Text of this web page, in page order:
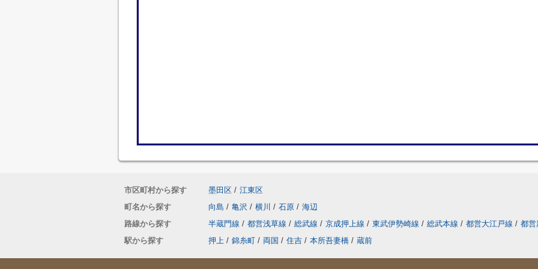
市区町村から探す 墨田区 / 江東区
町名から探す
向島 / 亀沢 / 横川 / 石原 / 海辺
路線から探す
半蔵門線 / 都営浅草線 / 総武線 / 京成押上線 / 東武伊勢崎線 / 総武本線 / 都営大江戸線 / 都営
駅から探す
押上 / 錦糸町 / 両国 / 住吉 / 本所吾妻橋 / 蔵前